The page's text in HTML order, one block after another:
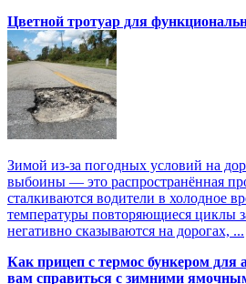
Цветной тротуар для
Зимой из-за погодных условий на
выбоины — это распространённая
сталкиваются водители в холодное
температуры повторяющиеся циклы
негативно сказываются на дорогах, ...
Как прицеп с термоc бункером для
вам справиться с зимними